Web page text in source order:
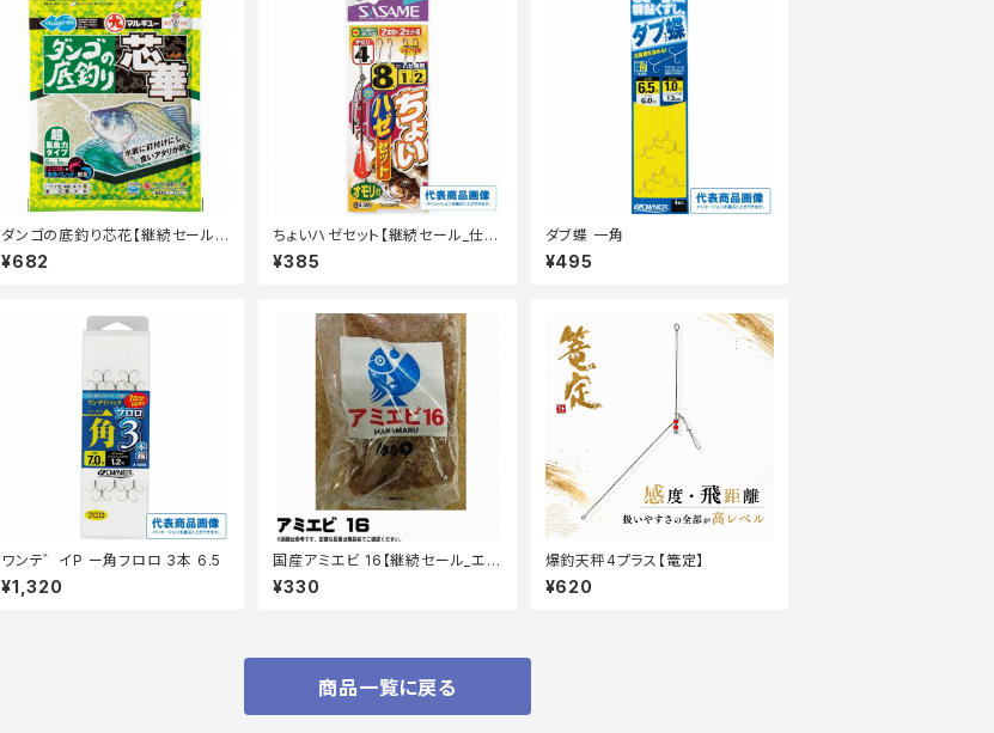
ダンゴの底釣り芯花【継続セール_
エサ】
¥682
ちょいハゼセット【継続セール_仕
掛】
¥385
ダブ蝶 一角
¥495
ワンテ゛イP ー角フロロ 3本 6.5
¥1,320
国産アミエビ 16【継続セール_エ
サ】
¥330
爆釣天秤4プラス【篭定】
¥620
商品一覧に戻る